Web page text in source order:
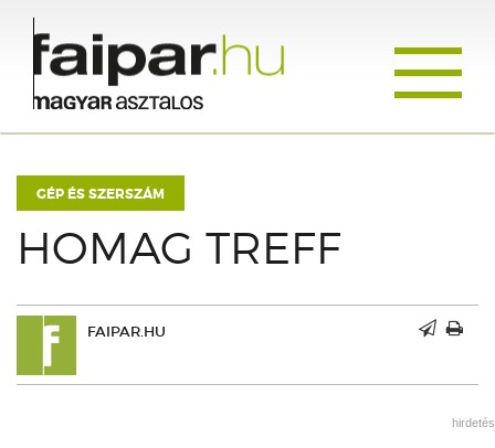
GÉP ÉS SZERSZÁM
HOMAG TREFF
FAIPAR.HU
hirdetés